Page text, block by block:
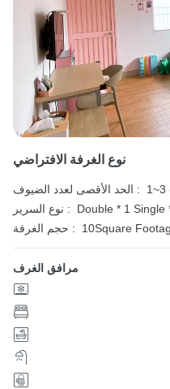
نوع الغرفة الافتراضي
الحد الأقصى لعدد الضيوف :
نوع السرير :
Double * 1 Single
حجم الغرفة :
10Square
مرافق الغرف